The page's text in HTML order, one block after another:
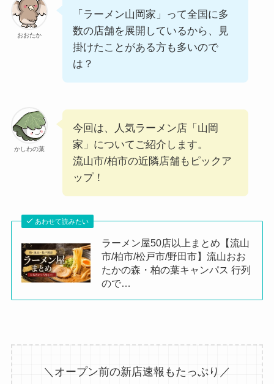
おおたか
「ラーメン山岡家」って全国に多
数の店舗を展開しているから、見
掛けたことがある方も多いので
は？
かしわの葉
今回は、人気ラーメン店「山岡
家」についてご紹介します。
流山市/柏市の近隣店舗もピックア
ップ！
あわせて読みたい
ラーメン屋50店以上まとめ【流山
市/柏市/松戸市/野田市】流山おお
たかの森・柏の葉キャンパス 行列
ので…
＼オープン前の新店速報もたっぷり／